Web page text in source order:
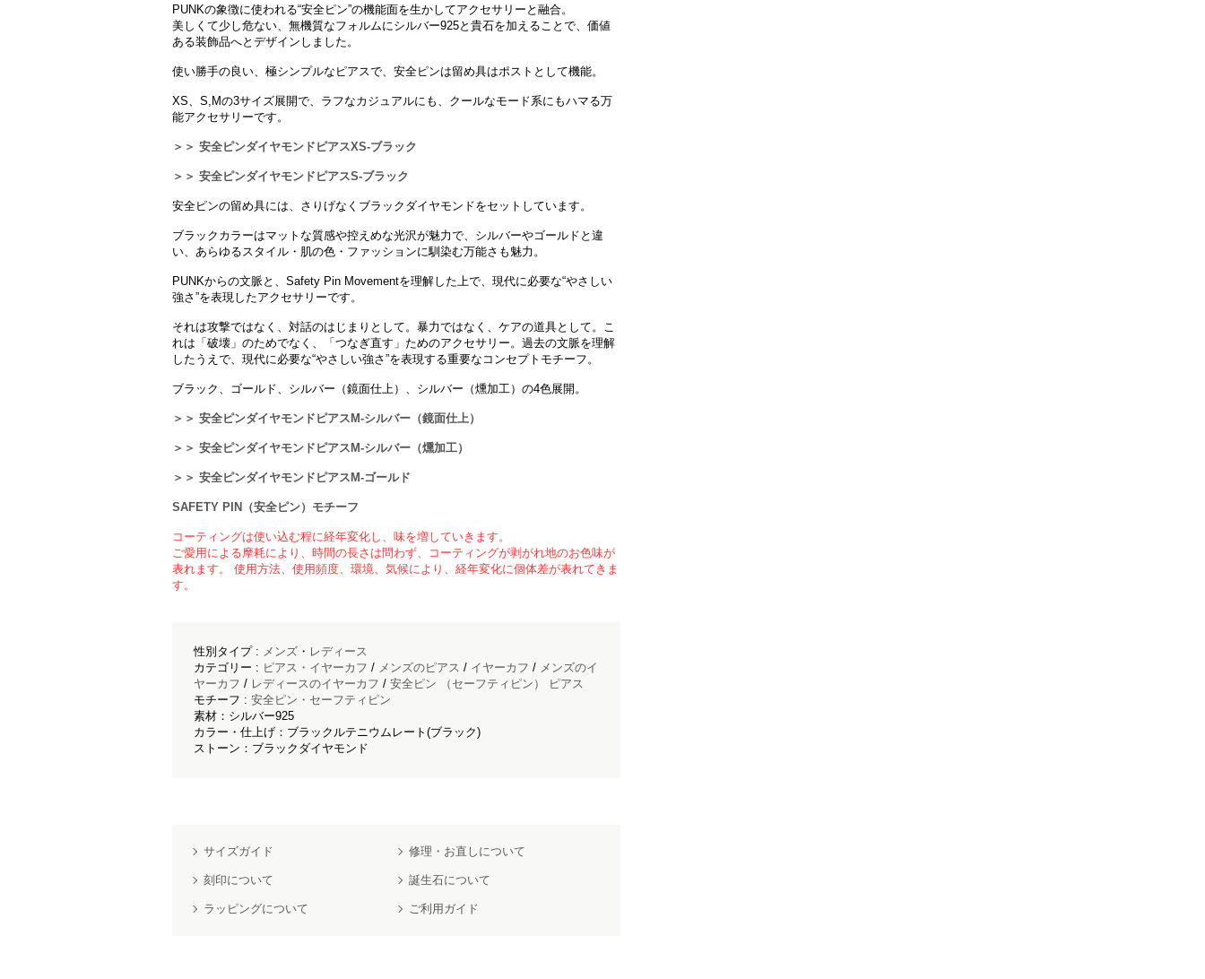
PUNKの象徴に使われる“安全ピン”の機能面を生かしてアクセサリーと融合。
美しくて少し危ない、無機質なフォルムにシルバー925と貴石を加えることで、価値
ある装飾品へとデザインしました。
使い勝手の良い、極シンプルなピアスで、安全ピンは留め具はポストとして機能。
XS、S,Mの3サイズ展開で、ラフなカジュアルにも、クールなモード系にもハマる万
能アクセサリーです。
＞＞ 安全ピンダイヤモンドピアスXS-ブラック
＞＞ 安全ピンダイヤモンドピアスS-ブラック
安全ピンの留め具には、さりげなくブラックダイヤモンドをセットしています。
ブラックカラーはマットな質感や控えめな光沢が魅力で、シルバーやゴールドと違
い、あらゆるスタイル・肌の色・ファッションに馴染む万能さも魅力。
PUNKからの文脈と、Safety Pin Movementを理解した上で、現代に必要な“やさしい
強さ”を表現したアクセサリーです。
それは攻撃ではなく、対話のはじまりとして。暴力ではなく、ケアの道具として。こ
れは「破壊」のためでなく、「つなぎ直す」ためのアクセサリー。過去の文脈を理解
したうえで、現代に必要な“やさしい強さ”を表現する重要なコンセプトモチーフ。
ブラック、ゴールド、シルバー（鏡面仕上）、シルバー（燻加工）の4色展開。
＞＞ 安全ピンダイヤモンドピアスM-シルバー（鏡面仕上）
＞＞ 安全ピンダイヤモンドピアスM-シルバー（燻加工）
＞＞ 安全ピンダイヤモンドピアスM-ゴールド
SAFETY PIN（安全ピン）モチーフ
コーティングは使い込む程に経年変化し、味を増していきます。
ご愛用による摩耗により、時間の長さは問わず、コーティングが剥がれ地のお色味が
表れます。 使用方法、使用頻度、環境、気候により、経年変化に個体差が表れてきま
す。
性別タイプ : メンズ ・ レディース
カテゴリー : ピアス・イヤーカフ / メンズのピアス / イヤーカフ / メンズのイ
ヤーカフ / レディースのイヤーカフ / 安全ピン （セーフティピン） ピアス
モチーフ : 安全ピン・セーフティピン
素材：シルバー925
カラー・仕上げ：ブラックルテニウムレート(ブラック)
ストーン：ブラックダイヤモンド
サイズガイド 修理・お直しについて
刻印について 誕生石について
ラッピングについて ご利用ガイド